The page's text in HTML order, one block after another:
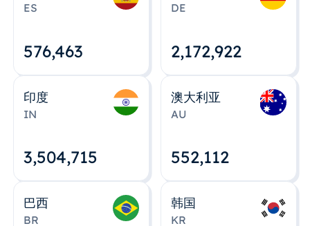
ES
576,463
DE
2,172,922
印度
IN
3,504,715
澳大利亚
AU
552,112
巴西
BR
韩国
KR